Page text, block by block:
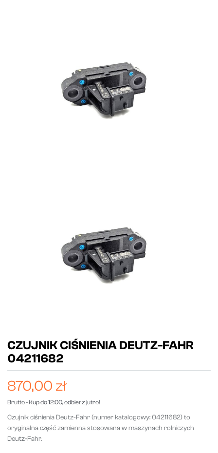
CZUJNIK CIŚNIENIA DEUTZ-FAHR
04211682
870,00 zł
Brutto- Kup do 12:00, odbierz jutro!
Czujnik ciśnienia Deutz-Fahr (numer katalogowy: 04211682) to
oryginalna część zamienna stosowana w maszynach rolniczych
Deutz-Fahr.